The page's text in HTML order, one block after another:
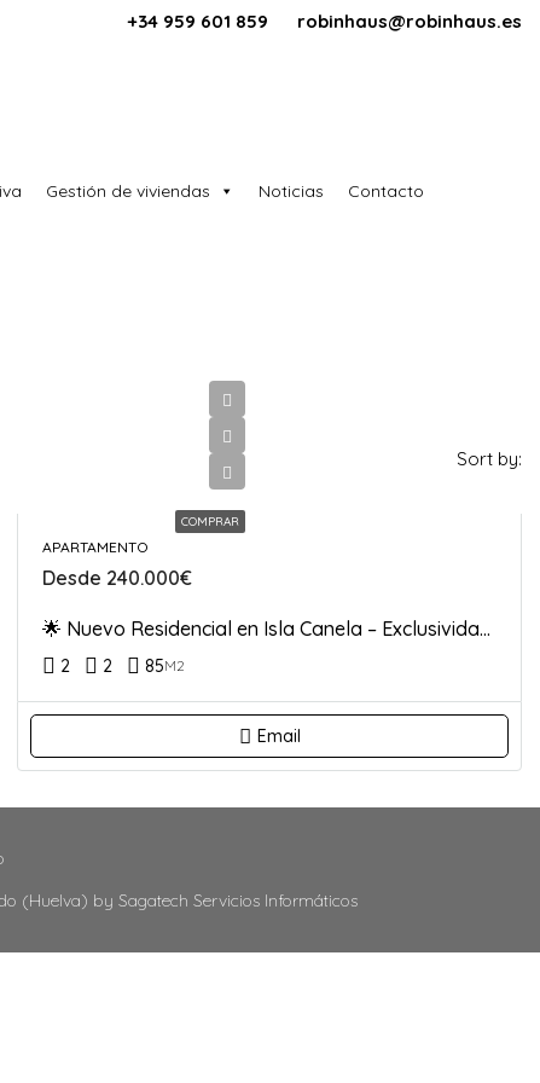
+34 959 601 859 robinhaus@robinhaus.es
Gestión de viviendas Noticias Contacto
Sort by:
COMPRAR
APARTAMENTO
Desde 240.000€
🌟 Nuevo Residencial en Isla Canela – Exclusividad y diseño
2 2 85M2
Email
(Huelva) by Sagatech Servicios Informáticos